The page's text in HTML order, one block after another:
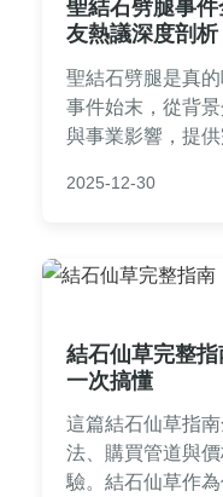
聖結石劈腿事
友熱議深度剖析
聖結石劈腿是真
事件始末，從背
與事業影響，提
2025-12-30
結石仙草完整
一次搞懂
這篇結石仙草指
法、購買管道與
驗。結石仙草作